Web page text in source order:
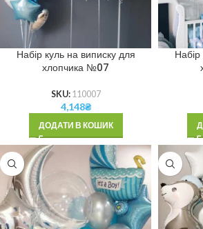
Набір куль на виписку для
хлопчика №07
SKU: 110007
4,148₴
ДОДАТИ В КОШИК